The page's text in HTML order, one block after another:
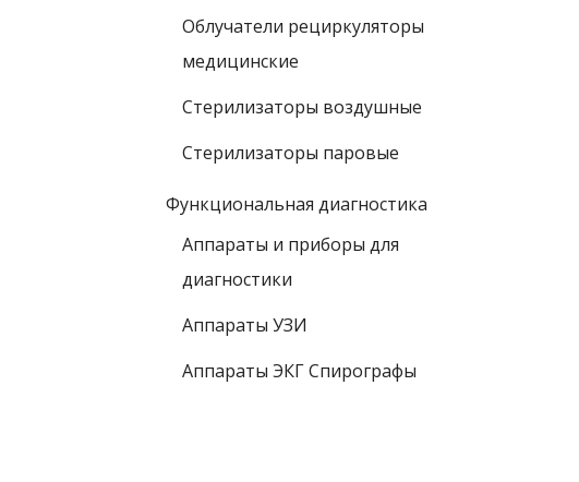
Облучатели рециркуляторы
медицинские
Стерилизаторы воздушные
Стерилизаторы паровые
Функциональная диагностика
Аппараты и приборы для
диагностики
Аппараты УЗИ
Аппараты ЭКГ Спирографы